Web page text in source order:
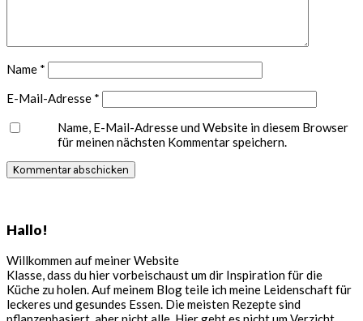
Name *
E-Mail-Adresse *
Name, E-Mail-Adresse und Website in diesem Browser
für meinen nächsten Kommentar speichern.
Hallo!
Willkommen auf meiner Website
Klasse, dass du hier vorbeischaust um dir Inspiration für die
Küche zu holen. Auf meinem Blog teile ich meine Leidenschaft für
leckeres und gesundes Essen. Die meisten Rezepte sind